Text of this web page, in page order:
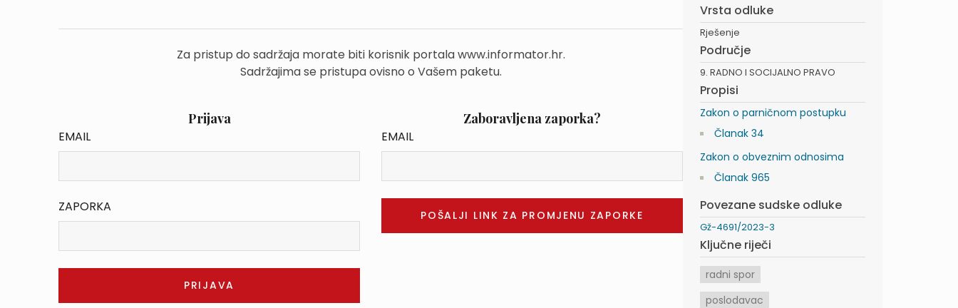
Za pristup do sadržaja morate biti korisnik portala www.informator.hr.
Sadržajima se pristupa ovisno o Vašem paketu.
Prijava
EMAIL
ZAPORKA
Zaboravljena zaporka?
EMAIL
Vrsta odluke
Rješenje
Područje
9. RADNO I SOCIJALNO PRAVO
Propisi
Zakon o parničnom postupku
Članak 34
Zakon o obveznim odnosima
Članak 965
Povezane sudske odluke
Gž-4691/2023-3
Ključne riječi
radni spor
poslodavac